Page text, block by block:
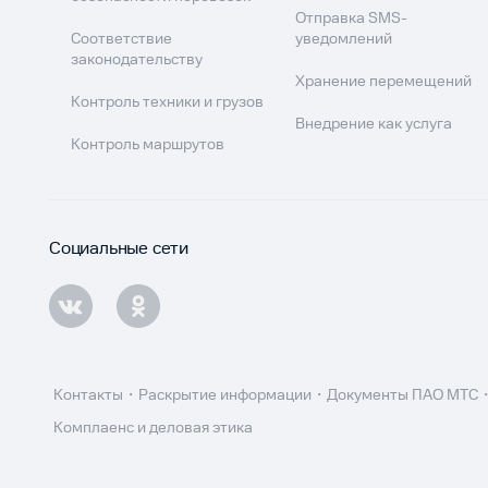
Соответствие
законодательству
Контроль техники и грузов
Контроль маршрутов
Отправка SMS-
уведомлений
Хранение перемещений
Внедрение как услуга
Социальные сети
Контакты Раскрытие информации
Документы ПАО МТС
Комплаенс и деловая этика